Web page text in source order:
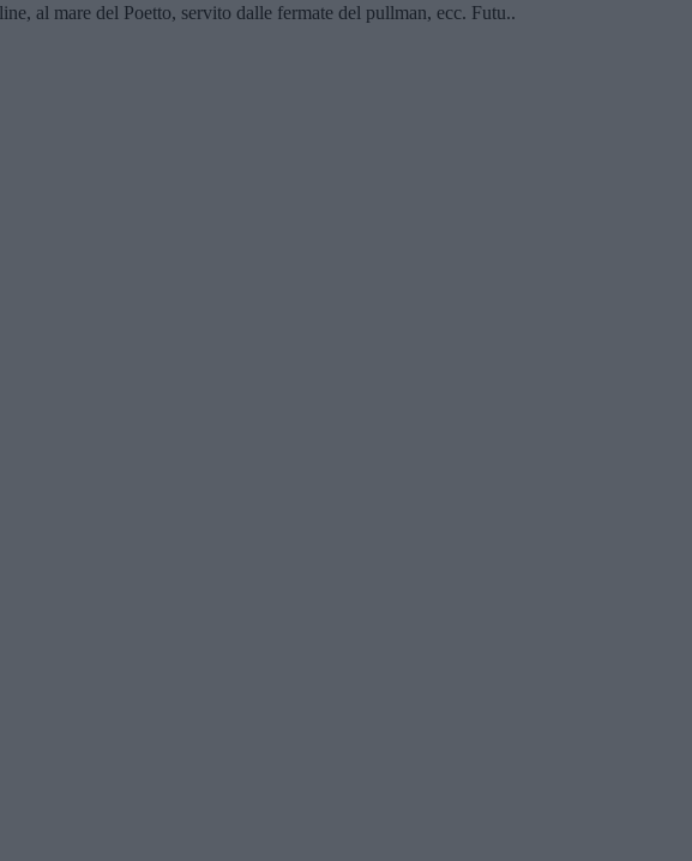
al mare del Poetto, servito dalle fermate del pullman, ecc. Futu..